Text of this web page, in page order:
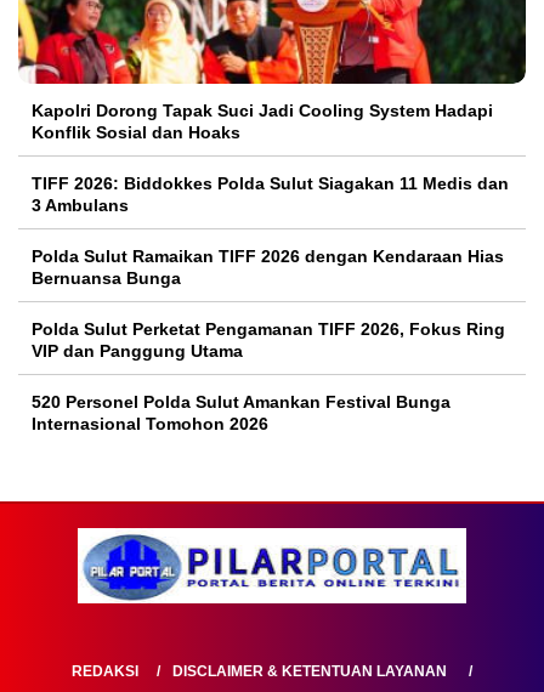
Kapolri Dorong Tapak Suci Jadi Cooling System Hadapi
Konflik Sosial dan Hoaks
TIFF 2026: Biddokkes Polda Sulut Siagakan 11 Medis dan
3 Ambulans
Polda Sulut Ramaikan TIFF 2026 dengan Kendaraan Hias
Bernuansa Bunga
Polda Sulut Perketat Pengamanan TIFF 2026, Fokus Ring
VIP dan Panggung Utama
520 Personel Polda Sulut Amankan Festival Bunga
Internasional Tomohon 2026
REDAKSI
DISCLAIMER & KETENTUAN LAYANAN